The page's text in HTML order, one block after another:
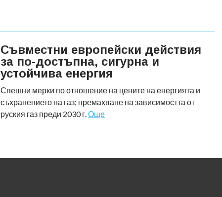
Съвместни европейски действия
за по-достъпна, сигурна и
устойчива енергия
Спешни мерки по отношение на цените на енергията и
съхранението на газ; премахване на зависимостта от
руския газ преди 2030 г.Още